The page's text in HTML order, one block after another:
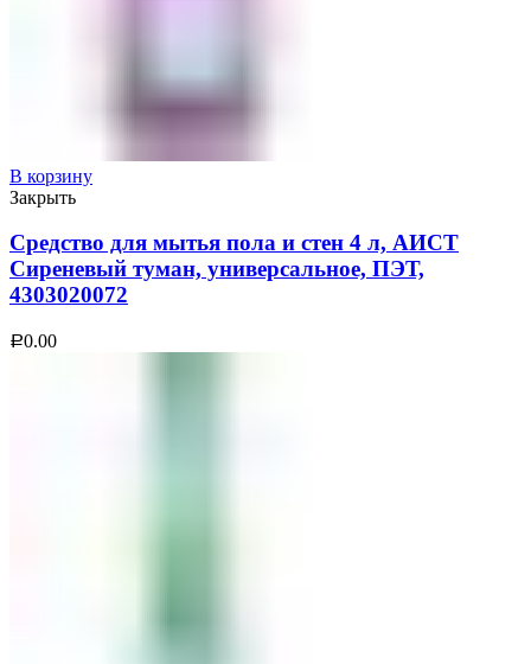
В корзину
Закрыть
Средство для мытья пола и стен 4 л, АИСТ
Сиреневый туман, универсальное, ПЭТ,
4303020072
Р0.00